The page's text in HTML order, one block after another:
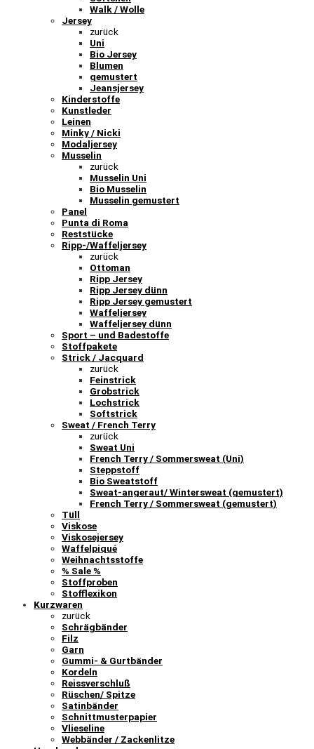
Walk / Wolle
Jersey
zurück
Uni
Bio Jersey
Blumen
gemustert
Jeansjersey
Kinderstoffe
Kunstleder
Leinen
Minky / Nicki
Modaljersey
Musselin
zurück
Musselin Uni
Bio Musselin
Musselin gemustert
Panel
Punta di Roma
Reststücke
Ripp-/Waffeljersey
zurück
Ottoman
Ripp Jersey
Ripp Jersey dünn
Ripp Jersey gemustert
Waffeljersey
Waffeljersey dünn
Sport – und Badestoffe
Stoffpakete
Strick / Jacquard
zurück
Feinstrick
Grobstrick
Lochstrick
Softstrick
Sweat / French Terry
zurück
Sweat Uni
French Terry / Sommersweat (Uni)
Steppstoff
Bio Sweatstoff
Sweat-angeraut/ Wintersweat (gemustert)
French Terry / Sommersweat (gemustert)
Tüll
Viskose
Viskosejersey
Waffelpiqué
Weihnachtsstoffe
% Sale %
Stoffproben
Stofflexikon
Kurzwaren
zurück
Schrägbänder
Filz
Garn
Gummi- & Gurtbänder
Kordeln
Reissverschluß
Rüschen/ Spitze
Satinbänder
Schnittmusterpapier
Vlieseline
Webbänder / Zackenlitze